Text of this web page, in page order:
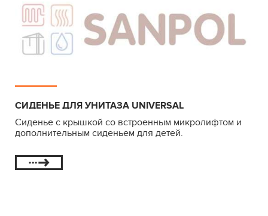
СИДЕНЬЕ ДЛЯ УНИТАЗА UNIVERSAL
Сиденье с крышкой со встроенным микролифтом и
дополнительным сиденьем для детей.